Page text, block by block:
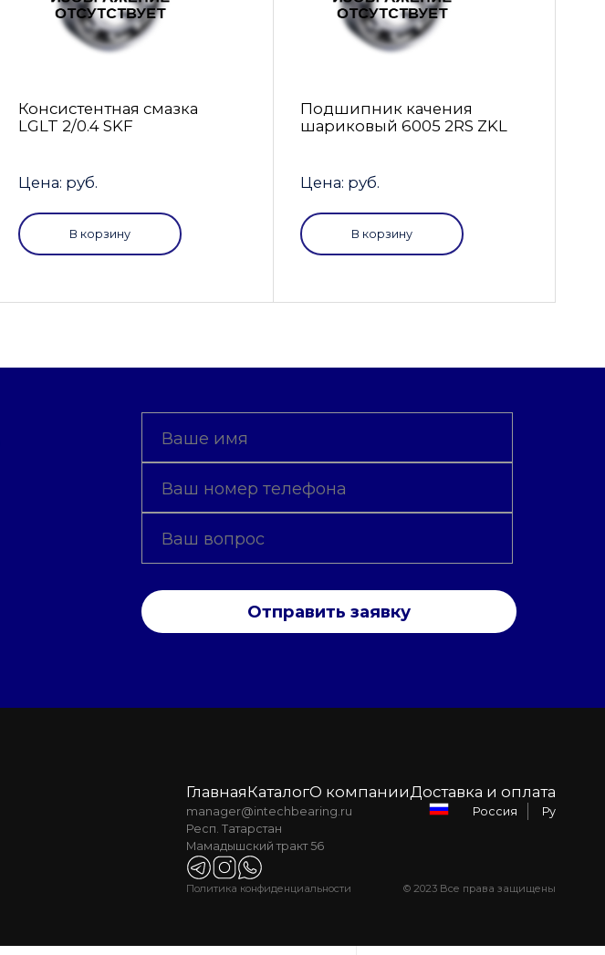
Консистентная смазка
LGLT 2/0.4 SKF
Цена: руб.
В корзину
Подшипник качения
шариковый 6005 2RS ZKL
Цена: руб.
В корзину
Отправить заявку
ГлавнаяКаталогО компанииДоставка и оплата
manager@intechbearing.ru
Респ. Татарстан
Мамадышский тракт 56
Россия Ру
Политика конфиденциальности © 2023 Все права защищены